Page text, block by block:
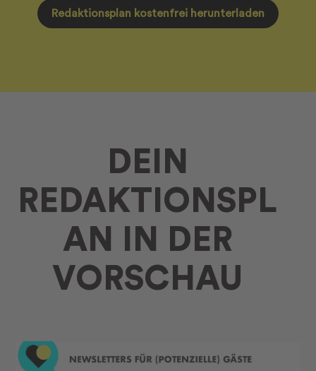
Redaktionsplan kostenfrei herunterladen
DEIN
REDAKTIONSPL
AN IN DER
VORSCHAU